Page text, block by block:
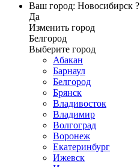
Ваш город: Новосибирск ?
Да
Изменить город
Белгород
Выберите город
Абакан
Барнаул
Белгород
Брянск
Владивосток
Владимир
Волгоград
Воронеж
Екатеринбург
Ижевск